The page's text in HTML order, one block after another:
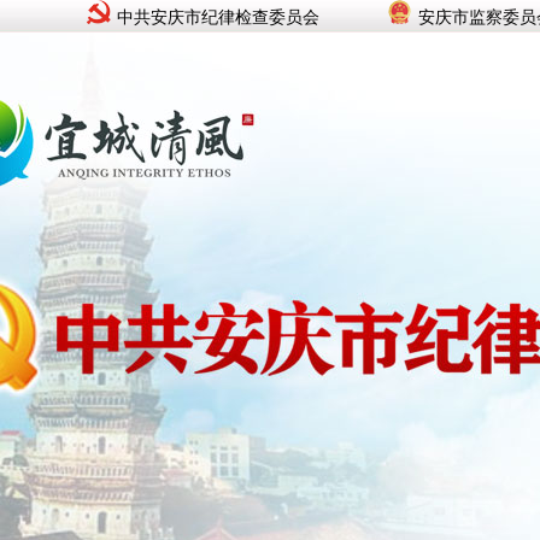
中共安庆市纪律检查委员会 安庆市监察委